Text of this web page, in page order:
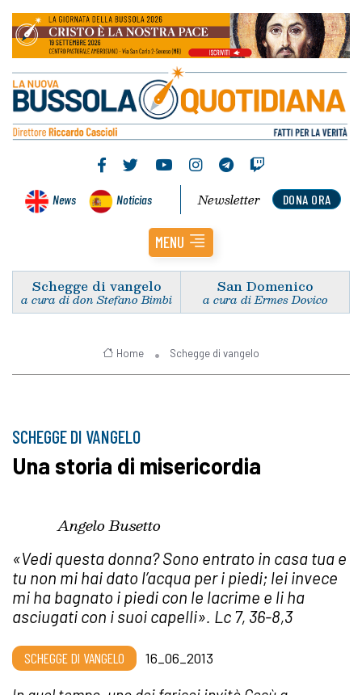
News Noticias DONA ORA
Newsletter
MENU
Schegge di vangelo
a cura di don Stefano Bimbi
San Domenico
a cura di Ermes Dovico
Home Schegge di vangelo
SCHEGGE DI VANGELO
Una storia di misericordia
Angelo Busetto
«Vedi questa donna? Sono entrato in casa tua e
tu non mi hai dato l’acqua per i piedi; lei invece
mi ha bagnato i piedi con le lacrime e li ha
asciugati con i suoi capelli». Lc 7, 36-8,3
SCHEGGE DI VANGELO 16_06_2013